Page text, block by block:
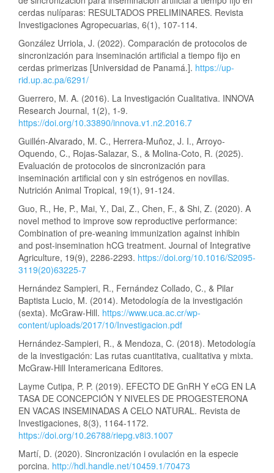
cerdas nulíparas: RESULTADOS PRELIMINARES. Revista
Investigaciones Agropecuarias, 6(1), 107-114.
González Urriola, J. (2022). Comparación de protocolos de
sincronización para inseminación artificial a tiempo fijo en
cerdas primerizas [Universidad de Panamá.]. https://up-
rid.up.ac.pa/6291/
Guerrero, M. A. (2016). La Investigación Cualitativa. INNOVA
Research Journal, 1(2), 1-9.
https://doi.org/10.33890/innova.v1.n2.2016.7
Guillén-Alvarado, M. C., Herrera-Muñoz, J. I., Arroyo-
Oquendo, C., Rojas-Salazar, S., & Molina-Coto, R. (2025).
Evaluación de protocolos de sincronización para
inseminación artificial con y sin estrógenos en novillas.
Nutrición Animal Tropical, 19(1), 91-124.
Guo, R., He, P., Mai, Y., Dai, Z., Chen, F., & Shi, Z. (2020). A
novel method to improve sow reproductive performance:
Combination of pre-weaning immunization against inhibin
and post-insemination hCG treatment. Journal of Integrative
Agriculture, 19(9), 2286-2293. https://doi.org/10.1016/S2095-
3119(20)63225-7
Hernández Sampieri, R., Fernández Collado, C., & Pilar
Baptista Lucio, M. (2014). Metodología de la investigación
(sexta). McGraw-Hill. https://www.uca.ac.cr/wp-
content/uploads/2017/10/Investigacion.pdf
Hernández-Sampieri, R., & Mendoza, C. (2018). Metodología
de la investigación: Las rutas cuantitativa, cualitativa y mixta.
McGraw-Hill Interamericana Editores.
Layme Cutipa, P. P. (2019). EFECTO DE GnRH Y eCG EN LA
TASA DE CONCEPCIÓN Y NIVELES DE PROGESTERONA
EN VACAS INSEMINADAS A CELO NATURAL. Revista de
Investigaciones, 8(3), 1164-1172.
https://doi.org/10.26788/riepg.v8i3.1007
Martí, D. (2020). Sincronización i ovulación en la especie
porcina. http://hdl.handle.net/10459.1/70473